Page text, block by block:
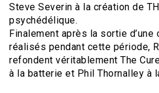
Steve Severin à la création de
psychédélique.
Finalement après la sortie
réalisés pendant cette période,
refondent véritablement The
à la batterie et Phil Thornalley à